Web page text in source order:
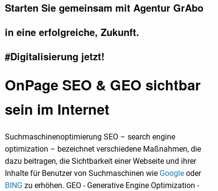
Starten Sie gemeinsam mit Agentur GrAbo
in eine erfolgreiche, Zukunft.
#Digitalisierung jetzt!
OnPage SEO & GEO sichtbar
sein im Internet
Suchmaschinenoptimierung SEO – search engine
optimization – bezeichnet verschiedene Maßnahmen, die
dazu beitragen, die Sichtbarkeit einer Webseite und ihrer
Inhalte für Benutzer von Suchmaschinen wie Google oder
BING zu erhöhen. GEO - Generative Engine Optimization -